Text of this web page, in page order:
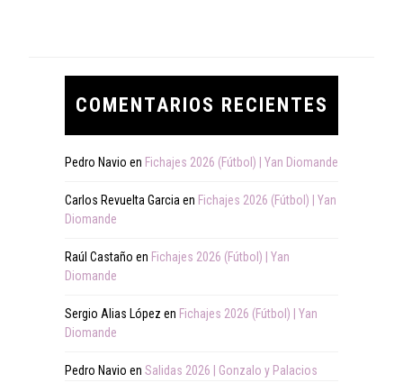
COMENTARIOS RECIENTES
Pedro Navio en Fichajes 2026 (Fútbol) | Yan Diomande
Carlos Revuelta Garciaen Fichajes 2026 (Fútbol) | Yan
Diomande
Raúl Castaño en Fichajes 2026 (Fútbol) | Yan
Diomande
Sergio Alias López en Fichajes 2026 (Fútbol) | Yan
Diomande
Pedro Navio en Salidas 2026 | Gonzalo y Palacios